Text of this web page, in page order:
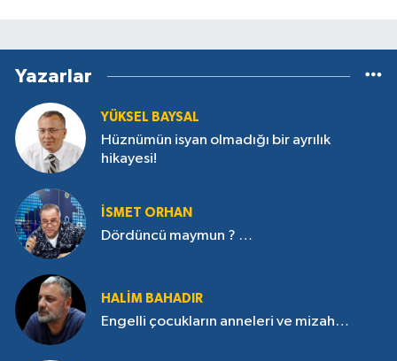
Yazarlar
YÜKSEL BAYSAL
Hüznümün isyan olmadığı bir ayrılık
hikayesi!
İSMET ORHAN
Dördüncü maymun ? …
HALIM BAHADIR
Engelli çocukların anneleri ve mizah…